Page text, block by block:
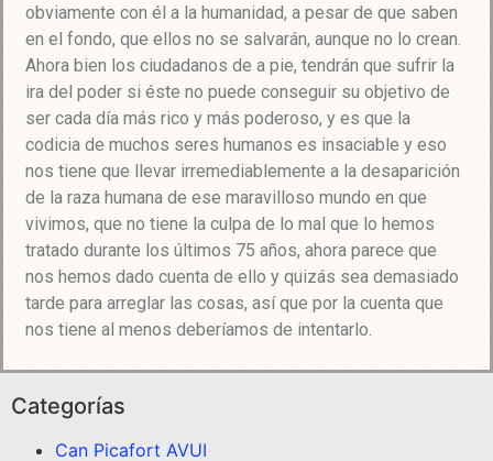
obviamente con él a la humanidad, a pesar de que saben
en el fondo, que ellos no se salvarán, aunque no lo crean.
Ahora bien los ciudadanos de a pie, tendrán que sufrir la
ira del poder si éste no puede conseguir su objetivo de
ser cada día más rico y más poderoso, y es que la
codicia de muchos seres humanos es insaciable y eso
nos tiene que llevar irremediablemente a la desaparición
de la raza humana de ese maravilloso mundo en que
vivimos, que no tiene la culpa de lo mal que lo hemos
tratado durante los últimos 75 años, ahora parece que
nos hemos dado cuenta de ello y quizás sea demasiado
tarde para arreglar las cosas, así que por la cuenta que
nos tiene al menos deberíamos de intentarlo.
Categorías
Can Picafort AVUI